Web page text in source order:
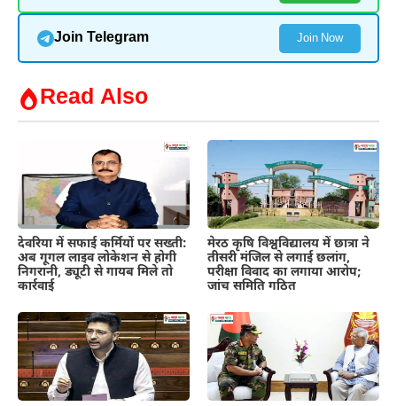
Join Telegram Join Now
Read Also
देवरिया में सफाई कर्मियों पर सख्ती:
अब गूगल लाइव लोकेशन से होगी
निगरानी, ड्यूटी से गायब मिले तो
कार्रवाई
मेरठ कृषि विश्वविद्यालय में छात्रा ने
तीसरी मंजिल से लगाई छलांग,
परीक्षा विवाद का लगाया आरोप;
जांच समिति गठित